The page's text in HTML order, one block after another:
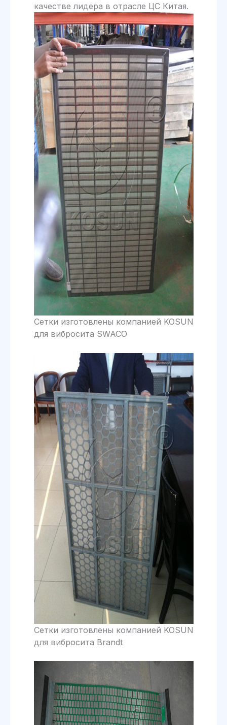
качестве лидера в отрасле ЦС Китая.
Сетки изготовлены компанией KOSUN
для вибросита SWACO
Сетки изготовлены компанией KOSUN
для вибросита Brandt